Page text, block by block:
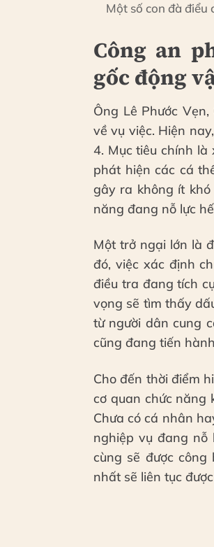
Một số con đà điểu
Công an
gốc động
Ông Lê Phước
về vụ việc. Hiện
4. Mục tiêu chính là
phát hiện các cá
gây ra không ít
năng đang nỗ lực
Một trở ngại lớn là
đó, việc xác định
điều tra đang tích
vọng sẽ tìm thấy
từ người dân cung
cũng đang tiến
Cho đến thời điểm
cơ quan chức năng
Chưa có cá nhân
nghiệp vụ đang nỗ
cùng sẽ được
nhất sẽ liên tục